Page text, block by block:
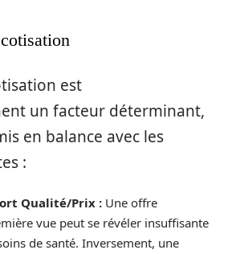
est
un facteur déterminant,
en balance avec les
:
Qualité/Prix : Une offre
vue peut se révéler insuffisante
de santé. Inversement, une